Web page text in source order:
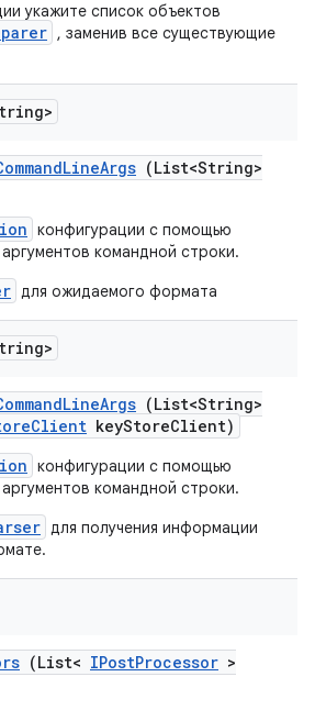
укажите список объектов
, заменив все существующие
LineArgs (List<String>
конфигурации с помощью
командной строки.
для ожидаемого формата
LineArgs (List<String>
Client keyStoreClient)
конфигурации с помощью
командной строки.
для получения информации
(List< IPostProcessor >